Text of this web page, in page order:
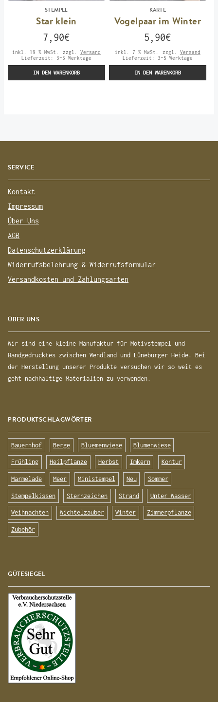
STEMPEL
Star klein
7,90€
inkl. 19 % MwSt. zzgl. Versand
Lieferzeit: 3-5 Werktage
IN DEN WARENKORB
KARTE
Vogelpaar im Winter
5,90€
inkl. 7 % MwSt. zzgl. Versand
Lieferzeit:
3-5 Werktage
IN DEN WARENKORB
SERVICE
Kontakt
Impressum
Über Uns
AGB
Datenschutzerklärung
Widerrufsbelehrung & Widerrufsformular
Versandkosten und Zahlungsarten
ÜBER UNS
Wir sind eine kleine Manufaktur für Motivstempel und
Handgedrucktes zwischen Wendland und Lüneburger Heide. Bei
der Herstellung unserer Produkte versuchen wir so weit es
geht nachhaltige Materialien zu verwenden.
PRODUKTSCHLAGWÖRTER
Bauernhof Berge Bluemenwiese Blumenwiese
Frühling Heilpflanze Herbst Imkern Kontur
Marmelade Meer Ministempel Neu Sommer
Stempelkissen Sternzeichen Strand Unter Wasser
Weihnachten Wichtelzauber Winter Zimmerpflanze
Zubehör
GÜTESIEGEL